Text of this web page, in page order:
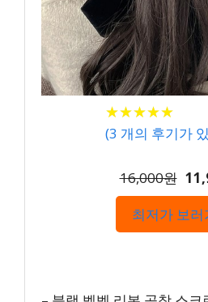
★★★★★
★★★★★
(3 개의 후기가
16,000원
최저가 보러